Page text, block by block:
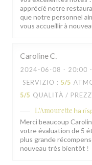
apprécié notre
que notre personnel
vous accueillir à
CarolineC
2024-06-08 - 20:00
SERVIZIO : 5/5
5/5 QUALITÀ /
L'Amourette ha
Merci beaucoup
votre évaluation de 5
plus grande
nouveau très bientôt !